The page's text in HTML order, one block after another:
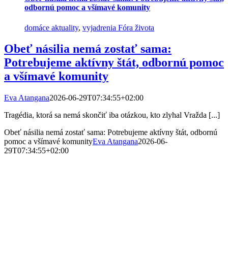
odbornú pomoc a všímavé komunity
domáce aktuality, vyjadrenia Fóra života
Obeť násilia nemá zostať sama:
Potrebujeme aktívny štát, odbornú pomoc
a všímavé komunity
Eva Atangana2026-06-29T07:34:55+02:00
Tragédia, ktorá sa nemá skončiť iba otázkou, kto zlyhal Vražda [...]
Obeť násilia nemá zostať sama: Potrebujeme aktívny štát, odbornú
pomoc a všímavé komunityEva Atangana2026-06-
29T07:34:55+02:00